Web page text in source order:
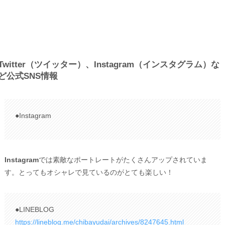
（ツイッター）、Instagram（インスタグラム）な
公式SNS情報
●Instagram
Instagramでは素敵なポートレートがたくさんアップされていま
す。とってもオシャレで見ているのがとても楽しい！
●LINEBLOG
https://lineblog.me/chibayudai/archives/8247645.html